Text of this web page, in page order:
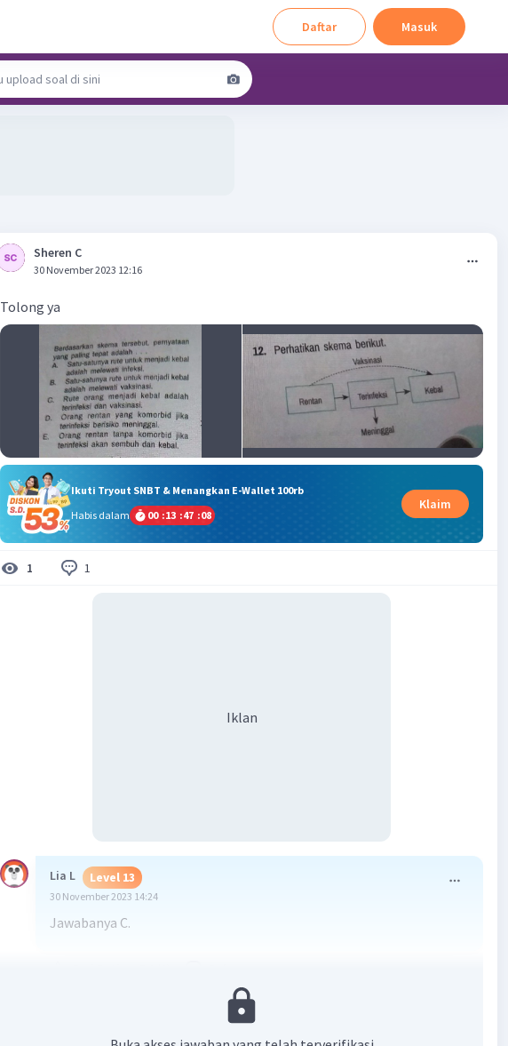
Daftar Masuk
Sheren C
30 November 2023 12:16
Tolong ya
Ikuti Tryout SNBT & Menangkan E-Wallet 100rb
Habis dalam
00 :13 :47 :08
Klaim
1 1
Iklan
Lia L Level 13
30 November 2023 14:24
Jawabanya C.